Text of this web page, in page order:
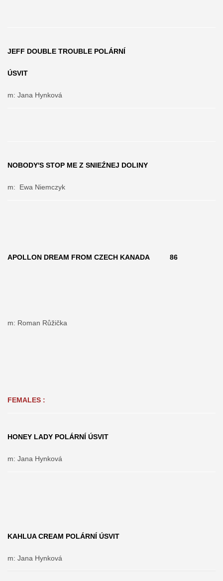
JEFF DOUBLE TROUBLE POLÁRNÍ
ÚSVIT
m: Jana Hynková
NOBODY'S STOP ME Z SNIEŹNEJ DOLINY
m: Ewa Niemczyk
APOLLON DREAM FROM CZECH KANADA 86
m: Roman Růžička
FEMALES :
HONEY LADY POLÁRNÍ ÚSVIT
m: Jana Hynková
KAHLUA CREAM POLÁRNÍ ÚSVIT
m: Jana Hynková